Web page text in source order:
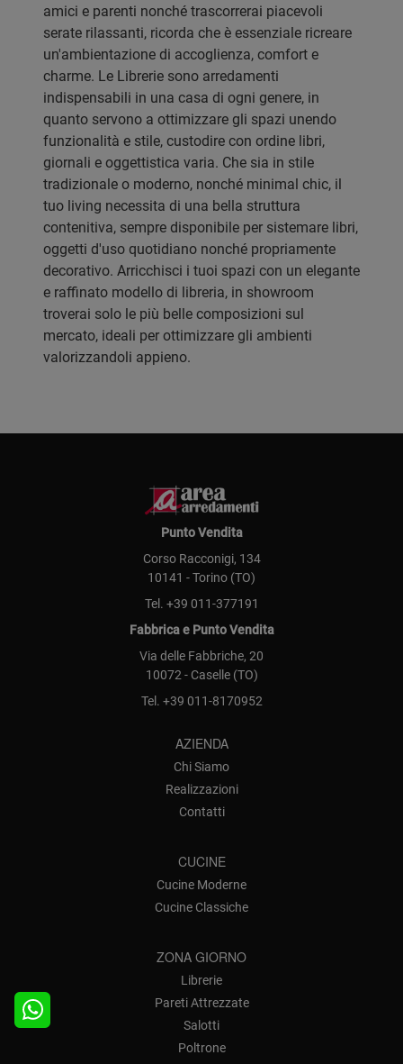
amici e parenti nonché trascorrerai piacevoli
serate rilassanti, ricorda che è essenziale ricreare
un'ambientazione di accoglienza, comfort e
charme. Le Librerie sono arredamenti
indispensabili in una casa di ogni genere, in
quanto servono a ottimizzare gli spazi unendo
funzionalità e stile, custodire con ordine libri,
giornali e oggettistica varia. Che sia in stile
tradizionale o moderno, nonché minimal chic, il
tuo living necessita di una bella struttura
contenitiva, sempre disponibile per sistemare libri,
oggetti d'uso quotidiano nonché propriamente
decorativo. Arricchisci i tuoi spazi con un elegante
e raffinato modello di libreria, in showroom
troverai solo le più belle composizioni sul
mercato, ideali per ottimizzare gli ambienti
valorizzandoli appieno.
Punto Vendita
Corso Racconigi, 134
10141 - Torino (TO)
Tel. +39 011-377191
Fabbrica e Punto Vendita
Via delle Fabbriche, 20
10072 - Caselle (TO)
Tel. +39 011-8170952
AZIENDA
Chi Siamo
Realizzazioni
Contatti
CUCINE
Cucine Moderne
Cucine Classiche
ZONA GIORNO
Librerie
Pareti Attrezzate
Salotti
Poltrone